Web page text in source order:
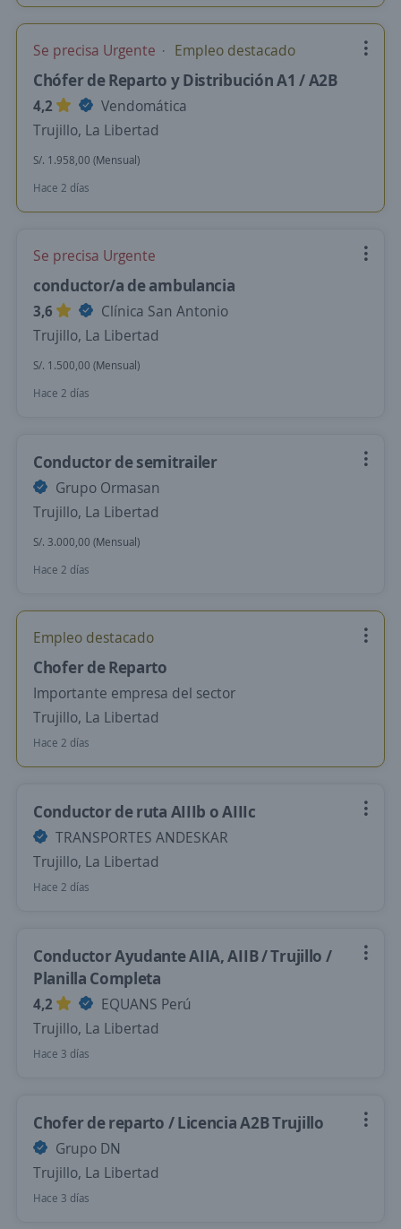
Se precisa Urgente Empleo destacado
Chófer de Reparto y Distribución A1 / A2B
4,2
Vendomática
Trujillo, La Libertad
S/. 1.958,00 (Mensual)
Hace 2 días
Se precisa Urgente
conductor/a de ambulancia
3,6
Clínica San Antonio
Trujillo, La Libertad
S/. 1.500,00 (Mensual)
Hace 2 días
Conductor de semitrailer
Grupo Ormasan
Trujillo, La Libertad
S/. 3.000,00 (Mensual)
Hace 2 días
Empleo destacado
Chofer de Reparto
Importante empresa del sector
Trujillo, La Libertad
Hace 2 días
Conductor de ruta AIIIb o AIIIc
TRANSPORTES ANDESKAR
Trujillo, La Libertad
Hace 2 días
Conductor Ayudante AIIA, AIIB / Trujillo /
Planilla Completa
4,2
EQUANS Perú
Trujillo, La Libertad
Hace 3 días
Chofer de reparto / Licencia A2B Trujillo
Grupo DN
Trujillo, La Libertad
Hace 3 días